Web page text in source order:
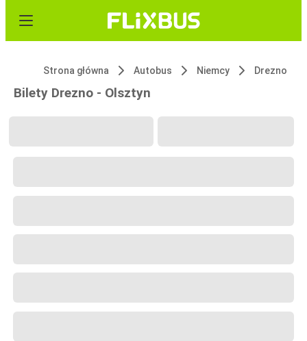
Strona główna Autobus Niemcy Drezno
Bilety Drezno - Olsztyn